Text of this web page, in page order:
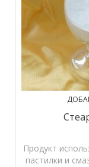
Продукт
пастилки и